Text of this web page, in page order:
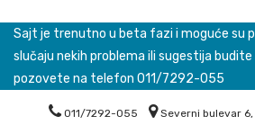
Sajt je trenutno u beta fazi i moguće su
slučaju nekih problema ili sugestija budite
pozovete na telefon 011/7292-055
011/7292-055 Severni bulevar